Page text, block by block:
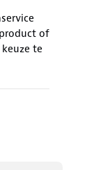
of
te